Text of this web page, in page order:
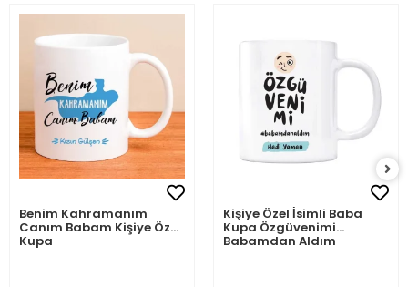
Benim Kahramanım
Canım Babam Kişiye Özel
Kupa
Kişiye Özel İsimli Baba
Kupa Özgüvenimi
Babamdan Aldım